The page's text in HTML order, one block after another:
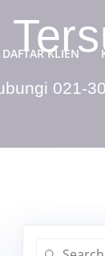
DAFTAR KLIEN
021-
Search